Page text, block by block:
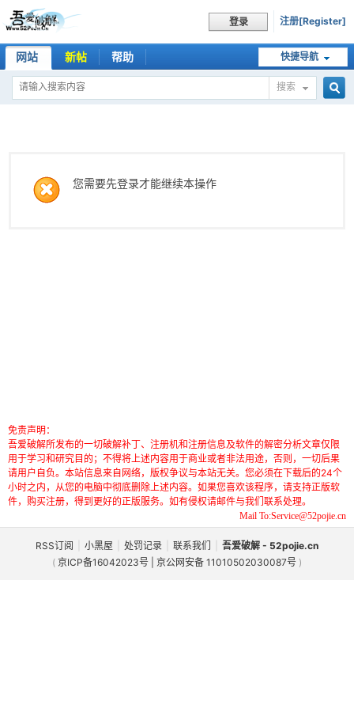
登录 注册[Register]
快捷导航
网站 新帖 帮助
搜索
您需要先登录才能继续本操作
免责声明：
吾爱破解所发布的一切破解补丁、注册机和注册信息及软件的解密分析文章仅限
用于学习和研究目的；不得将上述内容用于商业或者非法用途，否则，一切后果
请用户自负。本站信息来自网络，版权争议与本站无关。您必须在下载后的24个
小时之内，从您的电脑中彻底删除上述内容。如果您喜欢该程序，请支持正版软
件，购买注册，得到更好的正版服务。如有侵权请邮件与我们联系处理。
Mail To:Service@52pojie.cn
RSS订阅 小黑屋 处罚记录 联系我们
吾爱破解 - 52pojie.cn
( 京ICP备16042023号 | 京公网安备 11010502030087号 )